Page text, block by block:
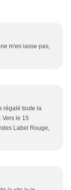
m'en lasse pas,
régalé toute la
Vers le 15
Label Rouge,